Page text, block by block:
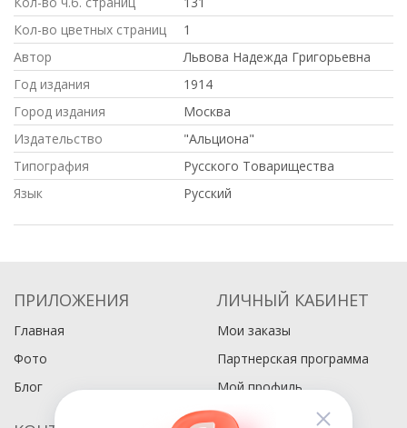
Кол-во цветных страниц
1
Автор
Львова Надежда Григорьевна
Год издания
1914
Город издания
Москва
Издательство
"Альциона"
Типография
Русского Товарищества
Язык
Русский
ПРИЛОЖЕНИЯ
Главная
Фото
Блог
ЛИЧНЫЙ КАБИНЕТ
Мои заказы
Партнерская программа
Мой профиль